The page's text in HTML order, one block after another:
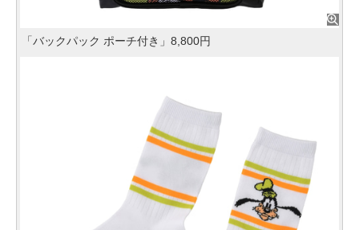
「バックパック ポーチ付き」8,800円